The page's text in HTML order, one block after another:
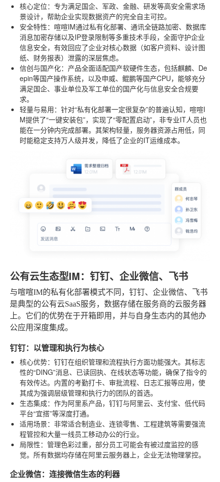
核心定位：专为满足国企、军政、金融、研发等高安全需求场
景设计，帮助企业实现数据资产的完全自主可控。
安全特性：喧喧IM通过私有化部署、通讯全链路加密、数据库
消息加密存储以及IP登录限制等多重技术手段，全面守护企业
信息安全，有效回应了企业对核心数据（如客户资料、设计图
纸、财务报表）泄露的深层焦虑。
信创与国产化：产品全面适配国产软硬件生态，包括麒麟、De
epin等国产操作系统，以及申威、鲲鹏等国产CPU，能够充分
满足国企、事业单位及军工单位的国产化与信息安全合规要
求。
轻量与易用：针对“私有化部署一定很复杂”的普遍认知，喧喧I
M提供了“一键安装包”，实现了“零配置启动”，非专业IT人员也
能在一分钟内完成部署。其架构轻量，服务器资源占用低，同
时能稳定支持万人级并发，降低了企业的IT运维成本。
公有云生态型IM：钉钉、企业微信、飞书
与喧喧IM的私有化部署模式不同，钉钉、企业微信、飞书
是典型的公有云SaaS服务，数据存储在服务商的云服务器
上。它们的优势在于开箱即用，并与自身生态内的其他办
公应用深度集成。
钉钉：以管理和执行为核心
核心优势：钉钉在组织管理和流程执行方面功能强大。其标志
性的“DING”消息、已读回执、在线状态等功能，确保了指令的
有效传达。内置的考勤打卡、审批流程、日志汇报等应用，使
其成为强调层级管理和执行力的团队的首选。
生态集成：作为阿里系产品，钉钉与阿里云、支付宝、低代码
平台“宜搭”等深度打通。
适用场景：非常适合制造业、连锁零售、工程建筑等需要强流
程管控和大量一线员工移动办公的行业。
局限性：管理色彩过重，部分员工可能会有被过度监控的感
觉。所有数据均存储在阿里云服务器上，企业无法物理掌控。
企业微信：连接微信生态的利器